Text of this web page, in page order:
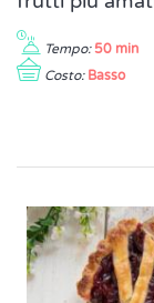
Tempo: 50 min
Costo: Basso